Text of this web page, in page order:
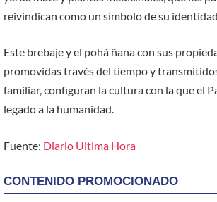
reivindican como un símbolo de su identidad.
Este brebaje y el pohã ñana con sus
promovidas través del tiempo y
familiar, configuran la cultura con la que el
legado a la humanidad.
Fuente: Diario Ultima Hora